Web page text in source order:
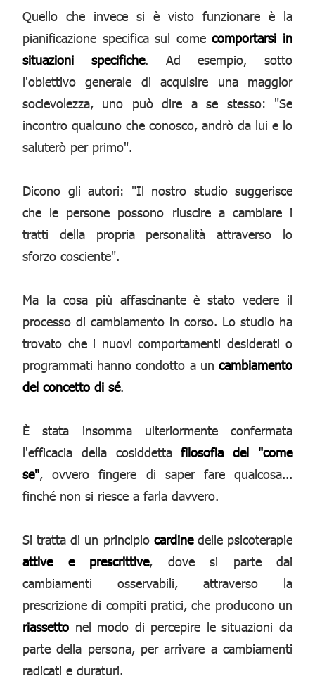
Quello che invece si è visto funzionare è la
pianificazione specifica sul comecomportarsi in
situazioni specifiche. Ad esempio, sotto
l'obiettivo generale di acquisire una maggior
socievolezza, uno può dire a se stesso: "Se
incontro qualcuno che conosco, andrò da lui e lo
saluterò per primo".
Dicono gli autori: "Il nostro studio suggerisce
che le persone possono riuscire a cambiare i
tratti della propria personalità attraverso lo
sforzo cosciente".
Ma la cosa più affascinante è stato vedere il
processo di cambiamento in corso. Lo studio ha
trovato che i nuovi comportamenti desiderati o
programmati hanno condotto a un cambiamento
del concetto di sé.
È stata insomma ulteriormente confermata
l'efficacia della cosiddettafilosofia del "come
se", ovvero fingere di saper fare qualcosa...
finché non si riesce a farla davvero.
Si tratta di un principio cardinedelle psicoterapie
attive e prescrittive, dove si parte dai
cambiamenti osservabili, attraverso la
prescrizione di compiti pratici, che producono un
riassetto nel modo di percepire le situazioni da
parte della persona, per arrivare a cambiamenti
radicati e duraturi.